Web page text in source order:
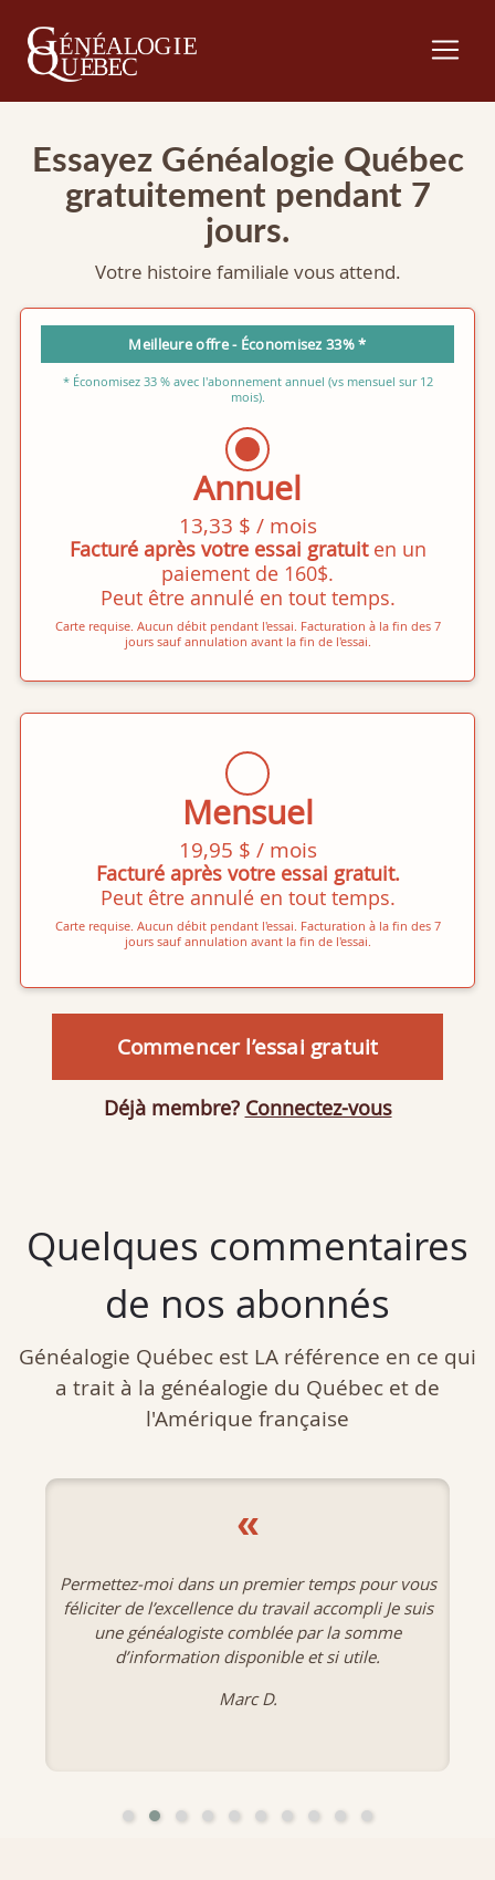
Essayez Généalogie Québec
gratuitement pendant 7
jours.
Votre histoire familiale vous attend.
Meilleure offre - Économisez 33% *
* Économisez 33 % avec l'abonnement annuel (vs mensuel sur 12
mois).
Annuel
13,33 $ / mois
Facturé après votre essai gratuiten un
paiement de 160$.
Peut être annulé en tout temps.
Carte requise. Aucun débit pendant l'essai. Facturation à la fin des 7
jours sauf annulation avant la fin de l'essai.
Mensuel
19,95 $ / mois
Facturé après votre essai gratuit.
Peut être annulé en tout temps.
Carte requise. Aucun débit pendant l'essai. Facturation à la fin des 7
jours sauf annulation avant la fin de l'essai.
Commencer l’essai gratuit
Déjà membre? Connectez-vous
Quelques commentaires
de nos abonnés
Généalogie Québec est LA référence en ce qui
a trait à la généalogie du Québec et de
l'Amérique française
«
Permettez-moi dans un premier temps pour vous
féliciter de l’excellence du travail accompli Je suis
une généalogiste comblée par la somme
d’information disponible et si utile.
Marc D.